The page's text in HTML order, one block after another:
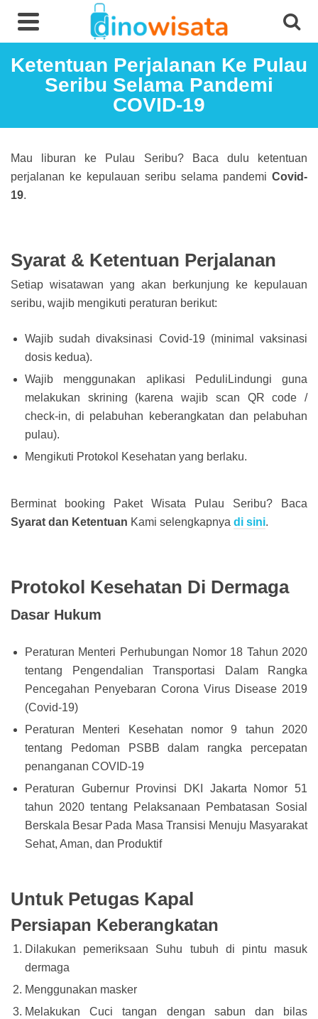
Ketentuan Perjalanan Ke Pulau
Seribu Selama Pandemi
COVID-19
Mau liburan ke Pulau Seribu? Baca dulu ketentuan
perjalanan ke kepulauan seribu selama pandemi Covid-
19.
Syarat & Ketentuan Perjalanan
Setiap wisatawan yang akan berkunjung ke kepulauan
seribu, wajib mengikuti peraturan berikut:
Wajib sudah divaksinasi Covid-19 (minimal vaksinasi
dosis kedua).
Wajib menggunakan aplikasi PeduliLindungi guna
melakukan skrining (karena wajib scan QR code /
check-in, di pelabuhan keberangkatan dan pelabuhan
pulau).
Mengikuti Protokol Kesehatan yang berlaku.
Berminat booking Paket Wisata Pulau Seribu? Baca
Syarat dan Ketentuan Kami selengkapnya di sini.
Protokol Kesehatan Di Dermaga
Dasar Hukum
Peraturan Menteri Perhubungan Nomor 18 Tahun 2020
tentang Pengendalian Transportasi Dalam Rangka
Pencegahan Penyebaran Corona Virus Disease 2019
(Covid-19)
Peraturan Menteri Kesehatan nomor 9 tahun 2020
tentang Pedoman PSBB dalam rangka percepatan
penanganan COVID-19
Peraturan Gubernur Provinsi DKI Jakarta Nomor 51
tahun 2020 tentang Pelaksanaan Pembatasan Sosial
Berskala Besar Pada Masa Transisi Menuju Masyarakat
Sehat, Aman, dan Produktif
Untuk Petugas Kapal
Persiapan Keberangkatan
Dilakukan pemeriksaan Suhu tubuh di pintu masuk
dermaga
Menggunakan masker
Melakukan Cuci tangan dengan sabun dan bilas